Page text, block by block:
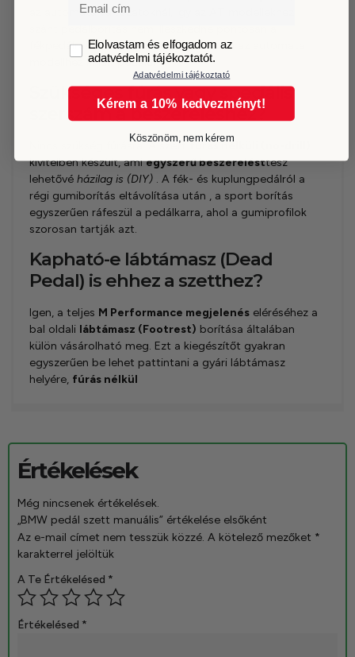
az automata változatoknál, így az AT modellekhez
fékpedálra! Keresse meg kínálatunkban az automata
modellhez kínált pedálunk.
Szükséges fúrás vagy speciális
szerszám a beszereléshez?
Nincs szükség fúrásra. A szettfúrás nélküli (no-drill)
kivitelben készült, amiegyszerű beszerelésttesz
lehetővéházilag is (DIY) . A fék- és kuplungpedálról a
régi gumiborítás eltávolítása után , a sport borítás
egyszerűen ráfeszül a pedálkarra, ahol a gumiprofilok
szorosan tartják azt.
Kapható-e lábtámasz (Dead
Pedal) is ehhez a szetthez?
Igen, a teljes M Performance megjelenés eléréséhez a
bal oldali lábtámasz (Footrest) borítása általában
külön vásárolható meg. Ezt a kiegészítőt gyakran
egyszerűen be lehet pattintani a gyári lábtámasz
helyére, fúrás nélkül
Értékelések
Még nincsenek értékelések.
„BMW pedál szett manuális” értékelése elsőként
Az e-mail címet nem tesszük közzé. A kötelező mezőket *
karakterrel jelöltük
A Te Értékelésed *
Értékelésed *
GDPRElolvastam és elfogadom az
adatvédelmi tájékoztatót.
Adatvédelmi tájékoztató
Kérem a 10% kedvezményt!
Köszönöm, nem kérem